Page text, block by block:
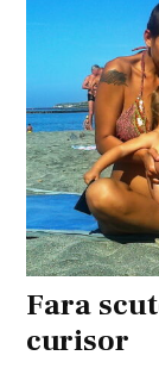
Fara
curisor